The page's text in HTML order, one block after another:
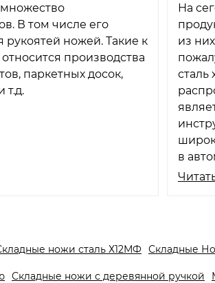
множество
В том числе его
рукоятей ножей. Такие к
производства
паркетных досок,
т.д.
На
из
сталь
в
ножи сталь Х12МФ Складные
Складные ножи с деревянной ручкой